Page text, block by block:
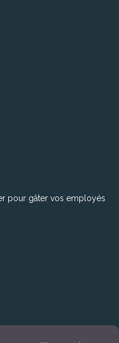
pour gâter vos employés